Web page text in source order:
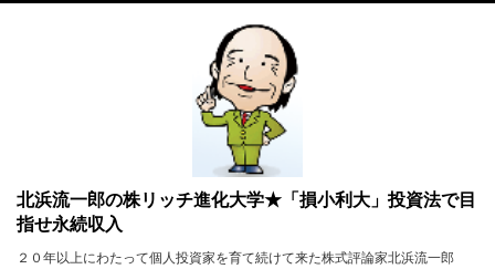
北浜流一郎の株リッチ進化大学★「損小利大」投資法で目
指せ永続収入
２０年以上にわたって個人投資家を育て続けて来た株式評論家北浜流一郎